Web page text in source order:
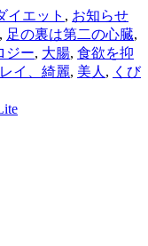
イエット , お知らせタ
グ
, 足の裏は第二の心臓,
ジー, 大腸, 食欲を抑
イ、綺麗, 美人 , くび